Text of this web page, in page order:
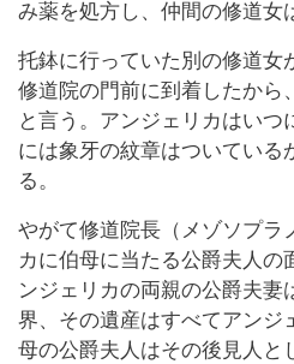
み薬を処方し、仲間の修道女
托鉢に行っていた別の修道女
修道院の門前に到着したから
と言う。アンジェリカはい
には象牙の紋章はついている
る。
やがて修道院長（メゾソプラ
カに伯母に当たる公爵夫人の
ンジェリカの両親の公爵夫
界、その遺産はすべてアンジ
母の公爵夫人はその後見人と